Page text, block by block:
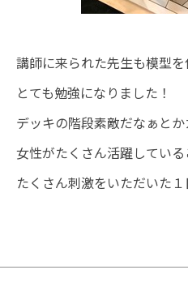
講師に来られた先生も模型
とても勉強になりました！
デッキの階段素敵だなぁと
女性がたくさん活躍している
たくさん刺激をいただいた